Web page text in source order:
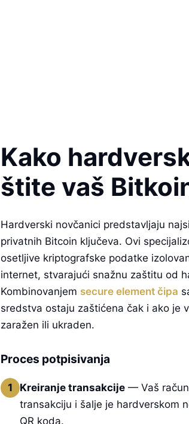
Kako
štite vaš
Hardverski novčanici predstavljaju
privatnih Bitcoin ključeva. Ovi
osetljive kriptografske podatke
internet, stvarajući snažnu zaštitu od
Kombinovanjem secure element čipa
sredstva ostaju zaštićena čak i ako je
zaražen ili ukraden.
Proces potpisivanja
1 Kreiranje transakcije — Vaš
transakciju i šalje je hardverskom
QR koda.